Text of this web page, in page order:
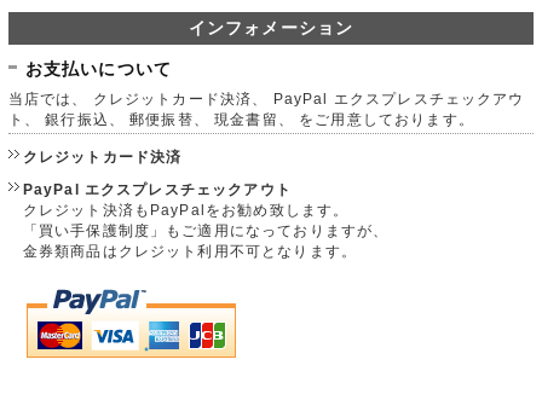
インフォメーション
お支払いについて
当店では、 クレジットカード決済、 PayPal エクスプレスチェックアウ
ト、 銀行振込、 郵便振替、 現金書留、 をご用意しております。
クレジットカード決済
PayPal エクスプレスチェックアウト
クレジット決済もPayPalをお勧め致します。
「買い手保護制度」もご適用になっておりますが、
金券類商品はクレジット利用不可となります。